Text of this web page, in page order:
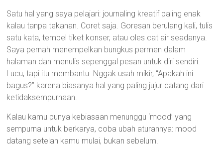
Satu hal yang saya pelajari: journaling kreatif paling enak
kalau tanpa tekanan. Coret saja. Goresan berulang kali, tulis
satu kata, tempel tiket konser, atau oles cat air seadanya.
Saya pernah menempelkan bungkus permen dalam
halaman dan menulis sepenggal pesan untuk diri sendiri.
Lucu, tapi itu membantu. Nggak usah mikir, “Apakah ini
bagus?” karena biasanya hal yang paling jujur datang dari
ketidaksempurnaan.
Kalau kamu punya kebiasaan menunggu ‘mood’ yang
sempurna untuk berkarya, coba ubah aturannya: mood
datang setelah kamu mulai, bukan sebelum.